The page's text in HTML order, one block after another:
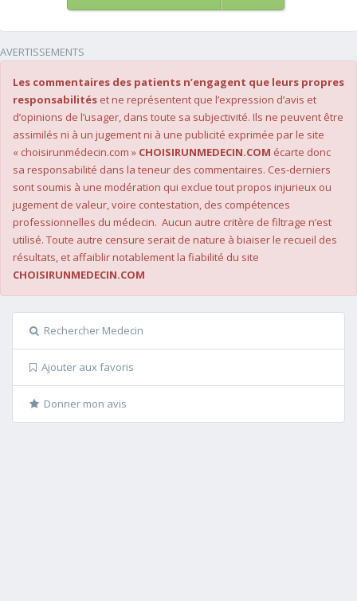
AVERTISSEMENTS
Les commentaires des patients n’engagent que leurs propres
responsabilités et ne représentent que l’expression d’avis et
d’opinions de l’usager, dans toute sa subjectivité. Ils ne peuvent être
assimilés ni à un jugement ni à une publicité exprimée par le site
« choisirunmédecin.com » CHOISIRUNMEDECIN.COM écarte donc
sa responsabilité dans la teneur des commentaires. Ces-derniers
sont soumis à une modération qui exclue tout propos injurieux ou
jugement de valeur, voire contestation, des compétences
professionnelles du médecin. Aucun autre critère de filtrage n’est
utilisé. Toute autre censure serait de nature à biaiser le recueil des
résultats, et affaiblir notablement la fiabilité du site
CHOISIRUNMEDECIN.COM
Rechercher Medecin
Ajouter aux favoris
Donner mon avis